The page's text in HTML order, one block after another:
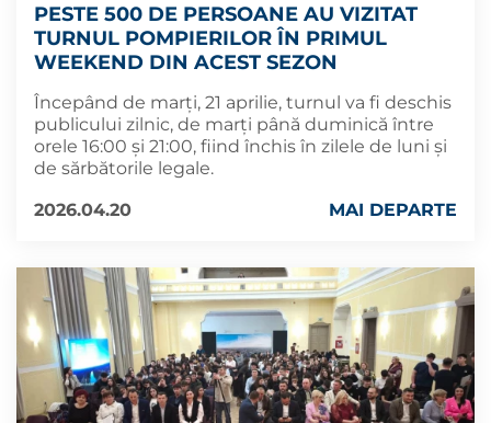
PESTE 500 DE PERSOANE AU VIZITAT
TURNUL POMPIERILOR ÎN PRIMUL
WEEKEND DIN ACEST SEZON
Începând de marți, 21 aprilie, turnul va fi deschis
publicului zilnic, de marți până duminică între
orele 16:00 și 21:00, fiind închis în zilele de luni și
de sărbătorile legale.
2026.04.20
MAI DEPARTE